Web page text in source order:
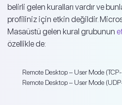
belirli gelen kuralları vardır ve
profiliniz için etkin değildir.
Masaüstü gelen kural grubunun
özellikle de:
Remote Desktop – User Mode
Remote Desktop – User Mode